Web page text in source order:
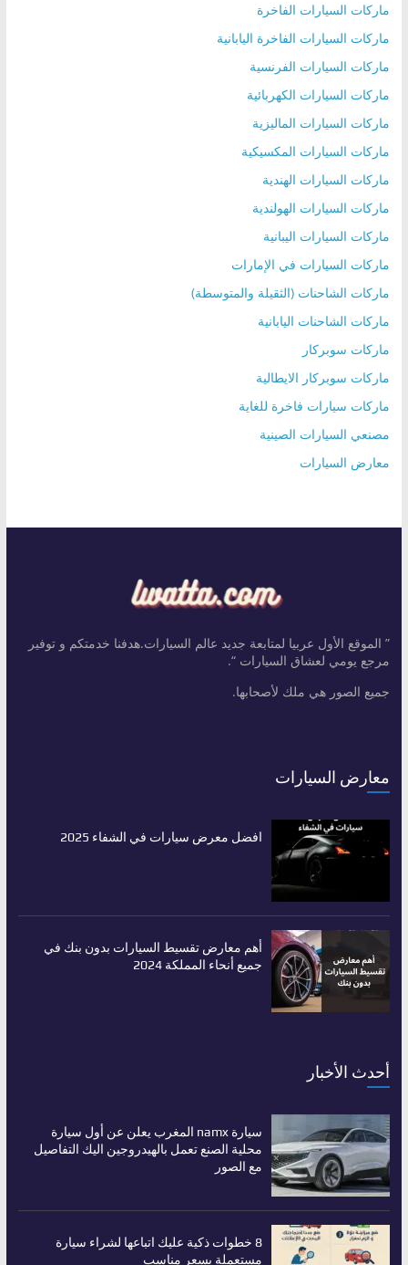
ماركات السيارات الفاخرة
ماركات السيارات الفاخرة اليابانية
ماركات السيارات الفرنسية
ماركات السيارات الكهربائية
ماركات السيارات الماليزية
ماركات السيارات المكسيكية
ماركات السيارات الهندية
ماركات السيارات الهولندية
ماركات السيارات اليبانية
ماركات السيارات في الإمارات
ماركات الشاحنات (الثقيلة والمتوسطة)
ماركات الشاحنات اليابانية
ماركات سوبركار
ماركات سوبركار الايطالية
ماركات سيارات فاخرة للغاية
مصنعي السيارات الصينية
معارض السيارات
” الموقع الأول عربيا لمتابعة جديد عالم السيارات.هدفنا خدمتكم و توفير
مرجع يومي لعشاق السيارات “.
جميع الصور هي ملك لأصحابها.
معارض السيارات
افضل معرض سيارات في الشفاء 2025
أهم معارض تقسيط السيارات بدون بنك في
جميع أنحاء المملكة 2024
أحدث الأخبار
سيارة namx المغرب يعلن عن أول سيارة
محلية الصنع تعمل بالهيدروجين اليك التفاصيل
مع الصور
8 خطوات ذكية عليك اتباعها لشراء سيارة
مستعملة بسعر مناسب